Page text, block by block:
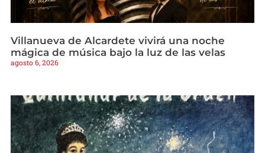
Villanueva de Alcardete vivirá una noche
mágica de música bajo la luz de las velas
agosto 6, 2026